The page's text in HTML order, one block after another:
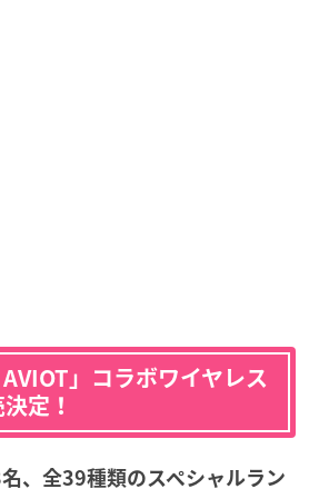
」コラボワイヤレス
定！
、全39種類のスペシャルラン